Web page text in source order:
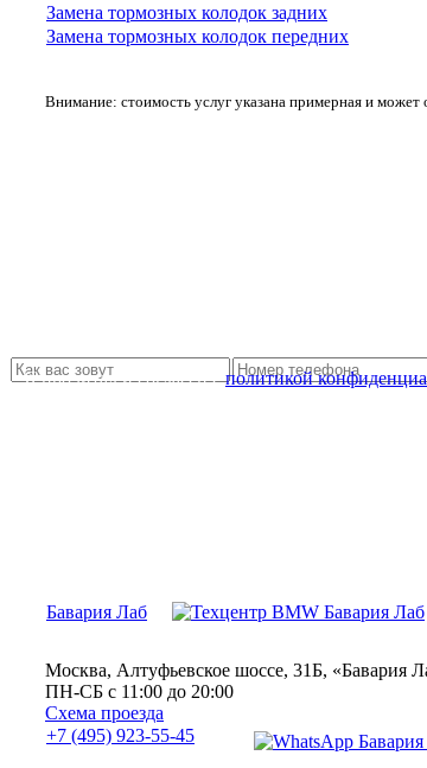
Замена тормозных колодок задних
Замена тормозных колодок передних
Внимание: стоимость услуг указана примерная и может
Я прочитал и согласен сполитикой
Бавария Лаб
Москва, Алтуфьевское шоссе, 31Б, «Бавария
ПН-СБ с 11:00 до 20:00
Схема проезда
+7 (495) 923-55-45